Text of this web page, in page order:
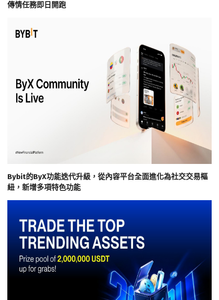
傳情任務即日開跑
Bybit的ByX功能迭代升級，從內容平台全面進化為社交交易樞
紐，新增多項特色功能